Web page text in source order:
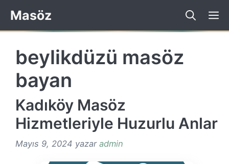
İçeriğe
atla
Masöz
beylikdüzü masöz
bayan
Kadıköy Masöz
Hizmetleriyle Huzurlu Anlar
Mayıs 9, 2024 yazar admin